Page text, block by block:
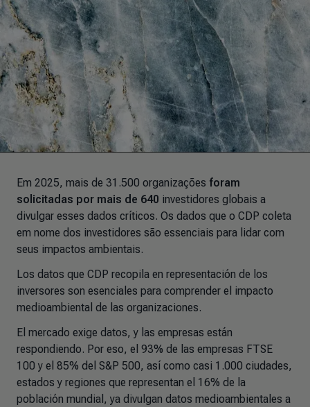
Em 2025, mais de 31.500 organizações foram
solicitadas por mais de 640 investidores globais a
divulgar esses dados críticos. Os dados que o CDP coleta
em nome dos investidores são essenciais para lidar com
seus impactos ambientais.
Los datos que CDP recopila en representación de los
inversores son esenciales para comprender el impacto
medioambiental de las organizaciones.
El mercado exige datos, y las empresas están
respondiendo. Por eso, el 93% de las empresas FTSE
100 y el 85% del S&P 500, así como casi 1.000 ciudades,
estados y regiones que representan el 16% de la
población mundial, ya divulgan datos medioambientales a